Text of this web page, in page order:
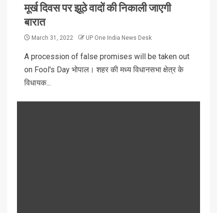
मूर्ख दिवस पर झूठे वादों की निकाली जाएगी
बारात
March 31, 2022 UP One India News Desk
A procession of false promises will be taken out
on Fool's Day भोपाल। शहर की मध्य विधानसभा क्षेत्र के
विधायक...